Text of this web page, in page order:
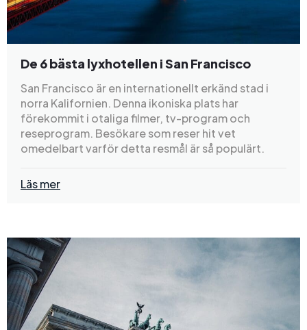
De 6 bästa lyxhotellen i San Francisco
San Francisco är en internationellt erkänd stad i
norra Kalifornien. Denna ikoniska plats har
förekommit i otaliga filmer, tv-program och
reseprogram. Besökare som reser hit vet
omedelbart varför detta resmål är så populärt.
Läs mer